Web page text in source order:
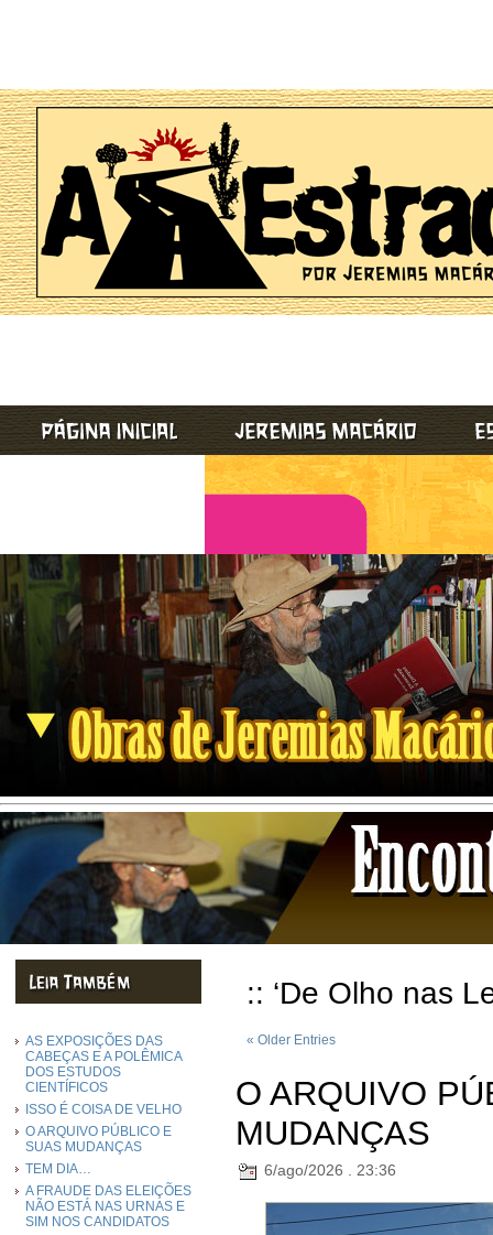
AS EXPOSIÇÕES DAS
CABEÇAS E A POLÊMICA
DOS ESTUDOS
CIENTÍFICOS
ISSO É COISA DE VELHO
O ARQUIVO PÚBLICO E
SUAS MUDANÇAS
TEM DIA…
A FRAUDE DAS ELEIÇÕES
NÃO ESTÁ NAS URNAS E
SIM NOS CANDIDATOS
:: ‘De Olho nas
« Older Entries
O ARQUIVO
MUDANÇAS
6/ago/2026 . 23:36